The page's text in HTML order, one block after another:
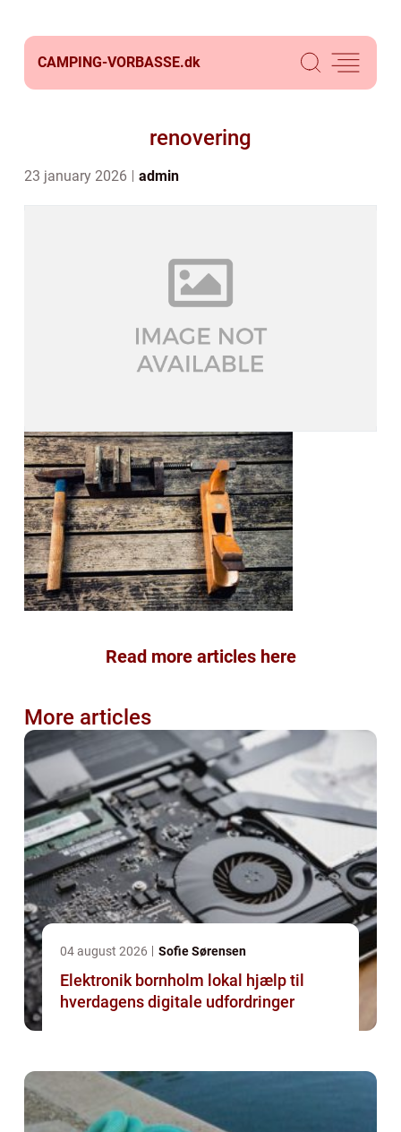
CAMPING-VORBASSE.dk
renovering
23 january 2026 admin
Read more articles here
More articles
04 august 2026 Sofie Sørensen
Elektronik bornholm lokal hjælp til
hverdagens digitale udfordringer